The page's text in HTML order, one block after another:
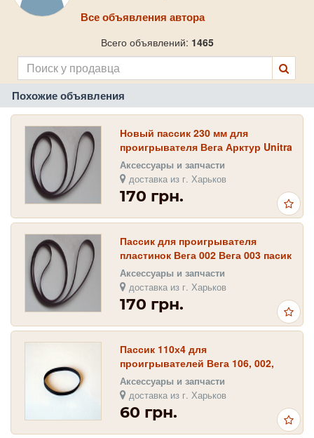
Все объявления автора
Всего объявлений: 1465
Похожие объявления
Новый пассик 230 мм для
проигрывателя Вега Арктур Unitra
Аксессуары и запчасти
доставка из г. Харьков
170 грн.
Пассик для проигрывателя
пластинок Вега 002 Вега 003 пасик
пасік
Аксессуары и запчасти
доставка из г. Харьков
170 грн.
Пассик 110х4 для
проигрывателей Вега 106, 002,
003 с пасcик-роликовым ЭПУ
Unitra 600B 600 b
Аксессуары и запчасти
доставка из г. Харьков
60 грн.